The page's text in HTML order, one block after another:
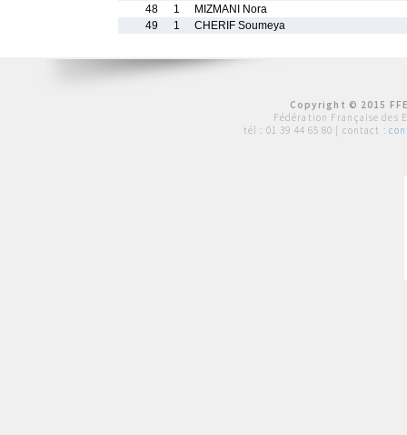
48
1
MIZMANI Nora
49
1 CHERIF Soumeya
Copyright © 2015
Fédération Française des
tél : 01 39 44 65 80 | contact :